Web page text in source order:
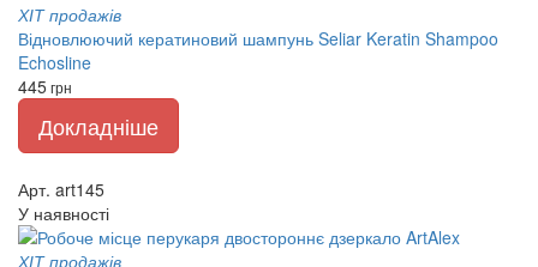
ХІТ продажів
Відновлюючий кератиновий шампунь Seliar Keratin Shampoo
Echosline
445грн
Докладніше
Арт. art145
У наявності
ХІТ продажів